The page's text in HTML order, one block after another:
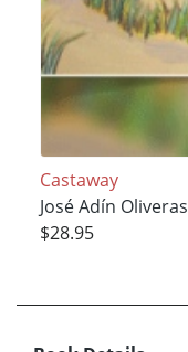
Castaway
José Adín Oliveras
$28.95